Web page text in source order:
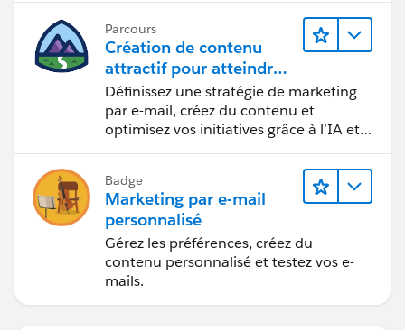
Parcours
Création de contenu
attractif pour atteindre
vos objectifs marketing
Définissez une stratégie de marketing
par e-mail, créez du contenu et
optimisez vos initiatives grâce à l’IA et
Badge
Marketing par e-mail
personnalisé
Gérez les préférences, créez du
contenu personnalisé et testez vos e-
mails.